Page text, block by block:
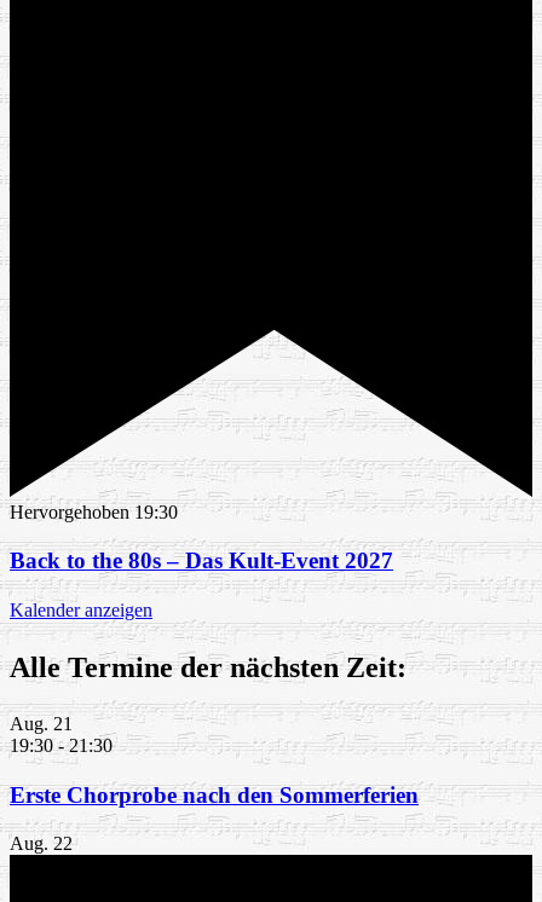
Hervorgehoben 19:30
Back to the 80s – Das Kult-Event 2027
Kalender anzeigen
Alle Termine der nächsten Zeit:
Aug. 21
19:30-21:30
Erste Chorprobe nach den Sommerferien
Aug. 22